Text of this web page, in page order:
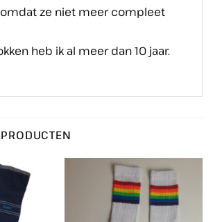
ze niet meer compleet
heb ik al meer dan 10 jaar.